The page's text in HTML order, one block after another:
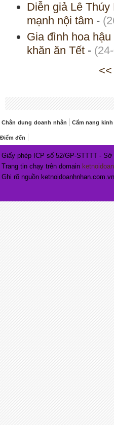
Diễn giả Lê
mạnh nội tâm -
Gia đình hoa
khăn ăn Tết -
Chân dung doanh nhân Cẩm nang
Điểm đến
Giấy phép ICP số 52/GP-STTTT -
Trang tin chạy trên domain
Ghi rõ nguồn